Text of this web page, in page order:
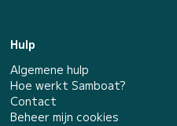
Hulp
Algemene hulp
Hoe werkt Samboat?
Contact
Beheer mijn cookies